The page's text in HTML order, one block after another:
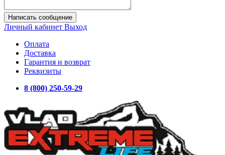
Написать сообщение
Личный кабинет Выход
Оплата
Доставка
Гарантия и возврат
Реквизиты
8 (800) 250-59-29